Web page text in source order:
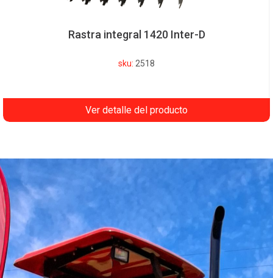
Rastra integral 1420 Inter-D
sku: 2518
Ver detalle del producto